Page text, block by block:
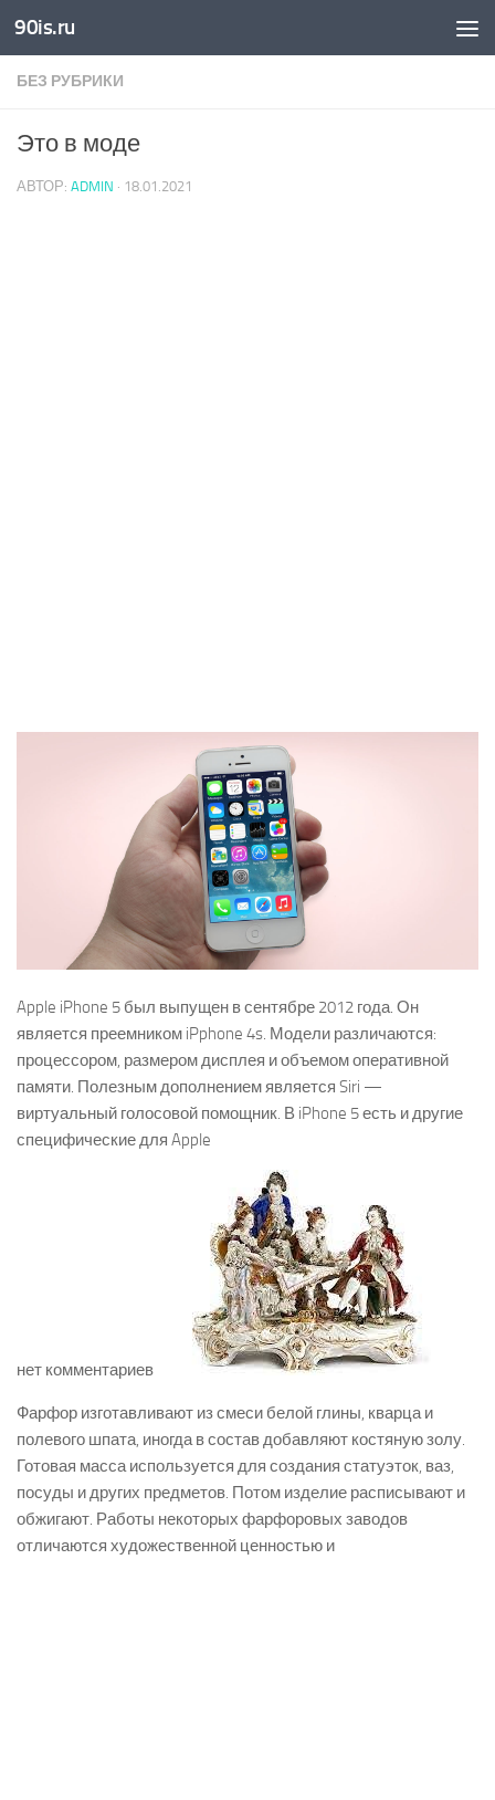
Skip to content
90is.ru
БЕЗ РУБРИКИ
Это в моде
АВТОР: ADMIN · 18.01.2021
Apple iPhone 5 был выпущен в сентябре 2012 года. Он
является преемником iPphone 4s. Модели различаются:
процессором, размером дисплея и объемом оперативной
памяти. Полезным дополнением является Siri —
виртуальный голосовой помощник. В iPhone 5 есть и другие
специфические для Apple
нет комментариев
Фарфор изготавливают из смеси белой глины, кварца и
полевого шпата, иногда в состав добавляют костяную золу.
Готовая масса используется для создания статуэток, ваз,
посуды и других предметов. Потом изделие расписывают и
обжигают. Работы некоторых фарфоровых заводов
отличаются художественной ценностью и